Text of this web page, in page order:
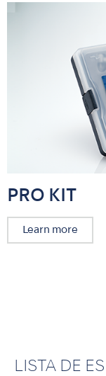
PRO KIT
Learn more
LISTA DE